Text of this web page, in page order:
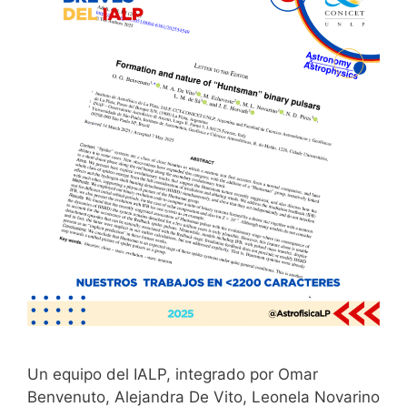
Un equipo del IALP, integrado por Omar
Benvenuto, Alejandra De Vito, Leonela Novarino